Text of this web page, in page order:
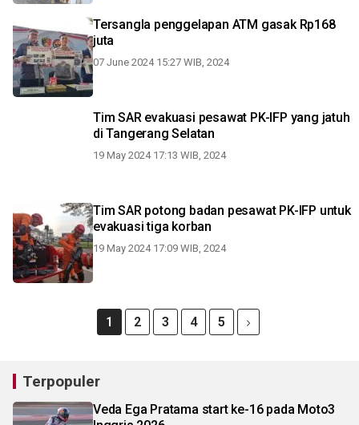
Tersangla penggelapan ATM gasak Rp168
juta
07 June 2024 15:27 WIB, 2024
Tim SAR evakuasi pesawat PK-IFP yang jatuh
di Tangerang Selatan
19 May 2024 17:13 WIB, 2024
Tim SAR potong badan pesawat PK-IFP untuk
evakuasi tiga korban
19 May 2024 17:09 WIB, 2024
1 2 3 4 5
Terpopuler
Veda Ega Pratama start ke-16 pada Moto3